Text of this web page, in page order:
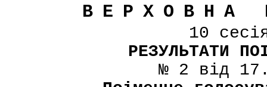
ВЕРХОВНА
10
РЕЗУЛЬТАТИ
№ 2 від